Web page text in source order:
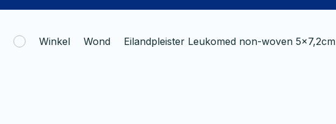
Winkel Wond Eilandpleister Leukomed non-woven 5×7,2cm